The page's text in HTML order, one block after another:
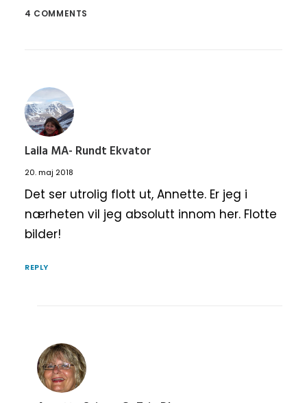
4 COMMENTS
Laila MA- Rundt Ekvator
20. maj 2018
Det ser utrolig flott ut, Annette. Er jeg i
nærheten vil jeg absolutt innom her. Flotte
bilder!
REPLY